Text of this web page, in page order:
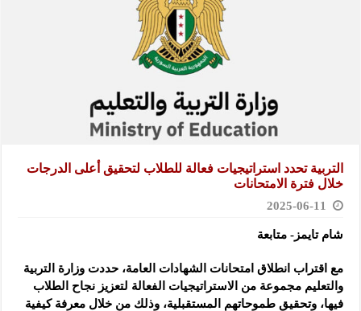
التربية تحدد استراتيجيات فعالة للطلاب لتحقيق أعلى الدرجات
خلال فترة الامتحانات
2025-06-11
شام تايمز- متابعة
مع اقتراب انطلاق امتحانات الشهادات العامة، حددت وزارة التربية
والتعليم مجموعة من الاستراتيجيات الفعالة لتعزيز نجاح الطلاب
فيها، وتحقيق طموحاتهم المستقبلية، وذلك من خلال معرفة كيفية